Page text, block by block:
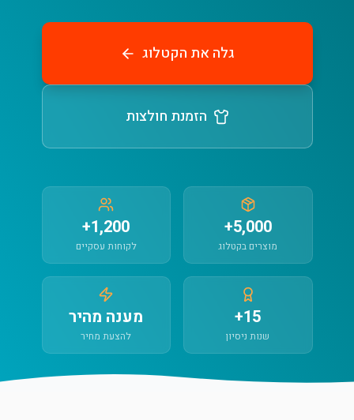
גלה את הקטלוג
הזמנת חולצות
5,000+
מוצרים בקטלוג
1,200+
לקוחות עסקיים
15+
שנות ניסיון
מענה מהיר
להצעת מחיר